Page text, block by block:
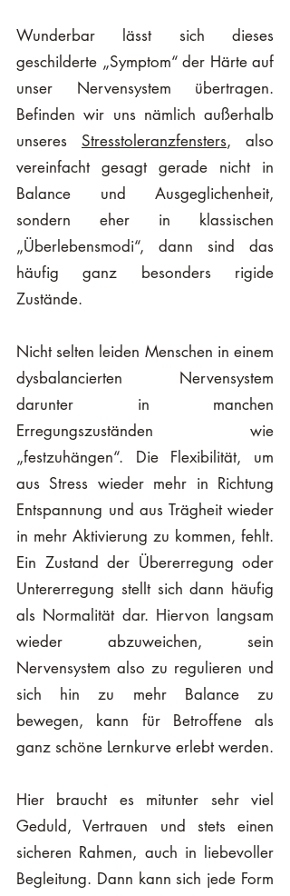
Wunderbar lässt sich dieses
geschilderte „Symptom“ der Härte auf
unser Nervensystem übertragen.
Befinden wir uns nämlich außerhalb
unseres Stresstoleranzfensters, also
vereinfacht gesagt gerade nicht in
Balance und Ausgeglichenheit,
sondern eher in klassischen
„Überlebensmodi“, dann sind das
häufig ganz besonders rigide
Zustände.
Nicht selten leiden Menschen in einem
dysbalancierten Nervensystem
darunter in manchen
Erregungszuständen wie
„festzuhängen“. Die Flexibilität, um
aus Stress wieder mehr in Richtung
Entspannung und aus Trägheit wieder
in mehr Aktivierung zu kommen, fehlt.
Ein Zustand der Übererregung oder
Untererregung stellt sich dann häufig
als Normalität dar. Hiervon langsam
wieder abzuweichen, sein
Nervensystem also zu regulieren und
sich hin zu mehr Balance zu
bewegen, kann für Betroffene als
Hier braucht es mitunter sehr viel
Geduld, Vertrauen und stets einen
sicheren Rahmen, auch in liebevoller
Begleitung. Dann kann sich jede Form